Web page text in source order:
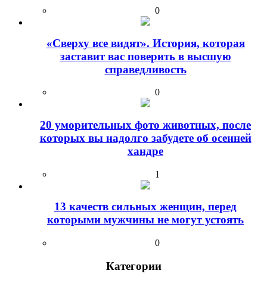
0
«Сверху все видят». История, которая
заставит вас поверить в высшую
справедливость
0
20 уморительных фото животных, после
которых вы надолго забудете об осенней
хандре
1
13 качеств сильных женщин, перед
которыми мужчины не могут устоять
0
Категории